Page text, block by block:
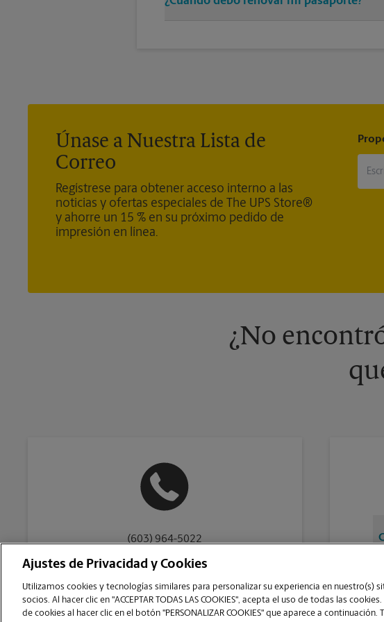
Únase a Nuestra Lista de
Correo
Regístrese para obtener acceso interno a las
noticias y ofertas especiales de The UPS Store®
y ahorre un 15 % en su próximo pedido de
impresión en línea.
¿No
(603) 964-5022
Copyright © 1994-2026.
Ajustes de Privacidad y Cookies
Utilizamos cookies y tecnologías similares para personalizar su experiencia en nuestro(s)
socios. Al hacer clic en "ACCEPTAR TODAS LAS COOKIES", acepta el uso de todas las
de cookies al hacer clic en el botón "PERSONALIZAR COOKIES" que aparece a